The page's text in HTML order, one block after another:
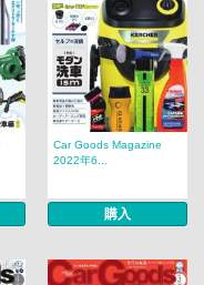
Car Goods Magazine
2022年6...
購入